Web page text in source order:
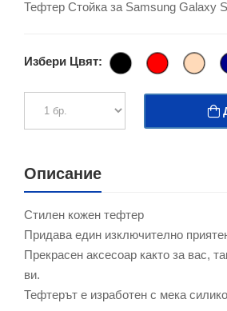
Тефтер Стойка за Samsung Galaxy
Избери Цвят:
Описание
Стилен кожен тефтер
Придава един изключително
Прекрасен аксесоар както за вас,
ви.
Тефтерът е изработен с мека